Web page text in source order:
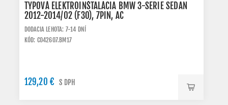
TYPOVÁ ELEKTROINŠTALÁCIA BMW 3-SERIE SEDAN
2012-2014/02 (F30), 7PIN, AC
DODACIA LEHOTA: 7-14 DNÍ
KÓD: C042607.BM17
129,20 € S DPH